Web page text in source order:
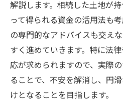
解説します。相続した土地が
って得られる資金の活用法も
の専門的なアドバイスも交え
すく進めていきます。特に法
応が求められますので、実際
ることで、不安を解消し、円
けとなることを目指します。